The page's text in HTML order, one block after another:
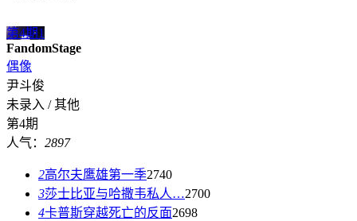
第4期1
FandomStage
偶像
尹斗俊
未录入 / 其他
第4期
人气： 2897
2高尔夫鹰雄第一季2740
3莎士比亚与哈撒韦私人…2700
4卡普斯穿越死亡的反面2698